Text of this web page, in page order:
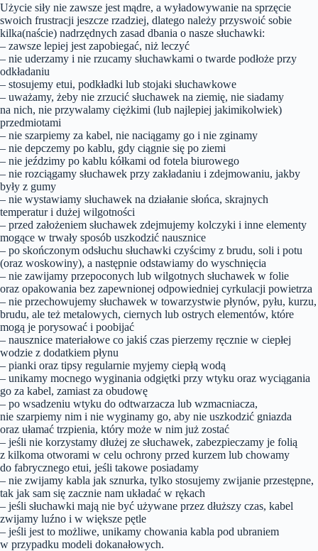
Użycie siły nie zawsze jest mądre, a wyładowywanie na sprzęcie
swoich frustracji jeszcze rzadziej, dlatego należy przyswoić sobie
kilka(naście) nadrzędnych zasad dbania o nasze słuchawki:
– zawsze lepiej jest zapobiegać, niż leczyć
– nie uderzamy i nie rzucamy słuchawkami o twarde podłoże przy
odkładaniu
– stosujemy etui, podkładki lub stojaki słuchawkowe
– uważamy, żeby nie zrzucić słuchawek na ziemię, nie siadamy
na nich, nie przywalamy ciężkimi (lub najlepiej jakimikolwiek)
przedmiotami
– nie szarpiemy za kabel, nie naciągamy go i nie zginamy
– nie depczemy po kablu, gdy ciągnie się po ziemi
– nie jeździmy po kablu kółkami od fotela biurowego
– nie rozciągamy słuchawek przy zakładaniu i zdejmowaniu, jakby
były z gumy
– nie wystawiamy słuchawek na działanie słońca, skrajnych
temperatur i dużej wilgotności
– przed założeniem słuchawek zdejmujemy kolczyki i inne elementy
mogące w trwały sposób uszkodzić nausznice
– po skończonym odsłuchu słuchawki czyścimy z brudu, soli i potu
(oraz woskowiny), a następnie odstawiamy do wyschnięcia
– nie zawijamy przepoconych lub wilgotnych słuchawek w folie
oraz opakowania bez zapewnionej odpowiedniej cyrkulacji powietrza
– nie przechowujemy słuchawek w towarzystwie płynów, pyłu, kurzu,
brudu, ale też metalowych, ciernych lub ostrych elementów, które
mogą je porysować i poobijać
– nausznice materiałowe co jakiś czas pierzemy ręcznie w ciepłej
wodzie z dodatkiem płynu
– pianki oraz tipsy regularnie myjemy ciepłą wodą
– unikamy mocnego wyginania odgiętki przy wtyku oraz wyciągania
go za kabel, zamiast za obudowę
– po wsadzeniu wtyku do odtwarzacza lub wzmacniacza,
nie szarpiemy nim i nie wyginamy go, aby nie uszkodzić gniazda
oraz ułamać trzpienia, który może w nim już zostać
– jeśli nie korzystamy dłużej ze słuchawek, zabezpieczamy je folią
z kilkoma otworami w celu ochrony przed kurzem lub chowamy
do fabrycznego etui, jeśli takowe posiadamy
– nie zwijamy kabla jak sznurka, tylko stosujemy zwijanie przestępne,
tak jak sam się zacznie nam układać w rękach
– jeśli słuchawki mają nie być używane przez dłuższy czas, kabel
zwijamy luźno i w większe pętle
– jeśli jest to możliwe, unikamy chowania kabla pod ubraniem
w przypadku modeli dokanałowych.